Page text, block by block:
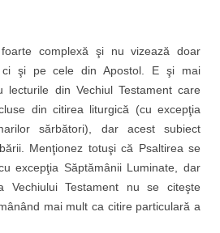
complexă şi nu vizează doar
ci şi pe cele din Apostol. E şi mai
lecturile din Vechiul Testament care
din citirea liturgică (cu excepţia
sărbători), dar acest subiect
Menţionez totuşi că Psaltirea se
excepţia Săptămânii Luminate, dar
Testament nu se citeşte
mai mult ca citire particulară a